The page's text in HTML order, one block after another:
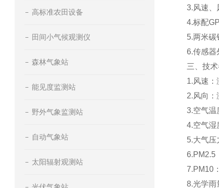
高标准农田设备
田间小气候观测仪
森林气象站
能见度监测站
野外气象监测站
自动气象站
太阳辐射观测站
3.风速
4.标配
5.两米碳
6.传感器
三、技
1.风速：
2.风向：
3.空气温
4.空气湿
5.大气压
6.PM2.5
7.PM10
8.光学雨